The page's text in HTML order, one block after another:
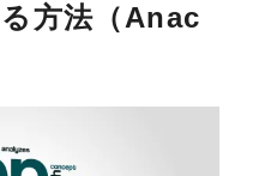
方法（Anac